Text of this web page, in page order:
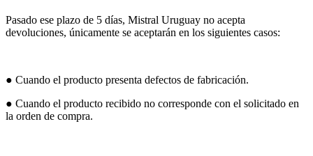
Pasado ese plazo de 5 días, Mistral Uruguay no acepta
devoluciones, únicamente se aceptarán en los siguientes casos:
● Cuando el producto presenta defectos de fabricación.
● Cuando el producto recibido no corresponde con el solicitado en
la orden de compra.